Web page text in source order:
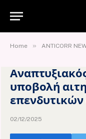
Home » ANTICORR
υποβολή
02/12/2025